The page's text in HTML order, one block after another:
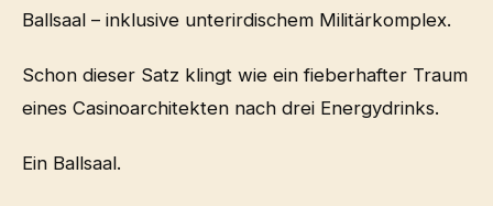
Ballsaal – inklusive unterirdischem Militärkomplex.
Schon dieser Satz klingt wie ein fieberhafter Traum
eines Casinoarchitekten nach drei Energydrinks.
Ein Ballsaal.